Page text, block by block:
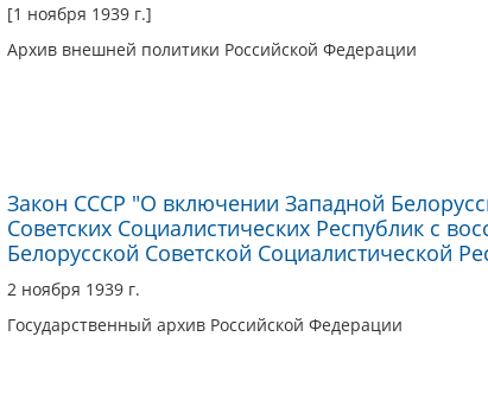
[1 ноября 1939 г.]
Архив внешней политики Российской Федерации
Закон СССР "О включении Западной
Советских Социалистических Республик с
Белорусской Советской Социалистической
2 ноября 1939 г.
Государственный архив Российской Федерации